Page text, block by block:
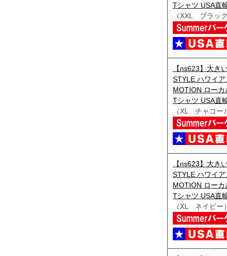
Tシャツ USA直
（XXL ブラッ
【ns623】大き
STYLE ハワイ
MOTION ロー
Tシャツ USA直
（XL チャコー
【ns623】大き
STYLE ハワイ
MOTION ロー
Tシャツ USA直
（XL ネイビー